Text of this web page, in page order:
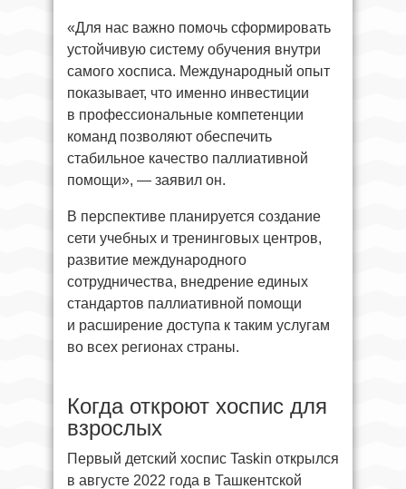
«Для нас важно помочь сформировать
устойчивую систему обучения внутри
самого хосписа. Международный опыт
показывает, что именно инвестиции
в профессиональные компетенции
команд позволяют обеспечить
стабильное качество паллиативной
помощи», — заявил он.
В перспективе планируется создание
сети учебных и тренинговых центров,
развитие международного
сотрудничества, внедрение единых
стандартов паллиативной помощи
и расширение доступа к таким услугам
во всех регионах страны.
Когда откроют хоспис для
взрослых
Первый детский хоспис Taskin открылся
в августе 2022 года в Ташкентской